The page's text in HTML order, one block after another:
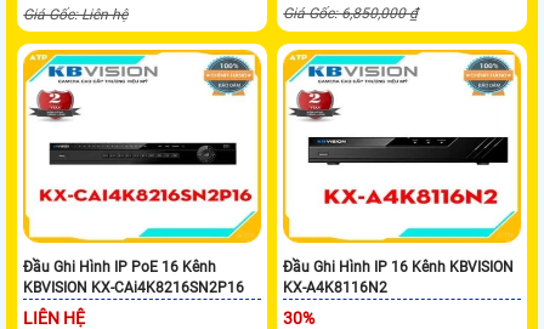
Giá Gốc: Liên hệ Giá Gốc: 6,850,000 ₫
Đầu Ghi Hình IP PoE 16 Kênh
KBVISION KX-CAi4K8216SN2P16
LIÊN HỆ
Đầu Ghi Hình IP 16 Kênh KBVISION
KX-A4K8116N2
30%